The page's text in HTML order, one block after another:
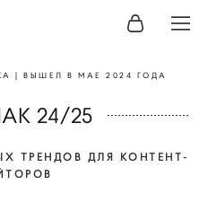
| ВЫШЕЛ В МАЕ 2024 ГОДА
24/25
ТРЕНДОВ ДЛЯ КОНТЕНТ-